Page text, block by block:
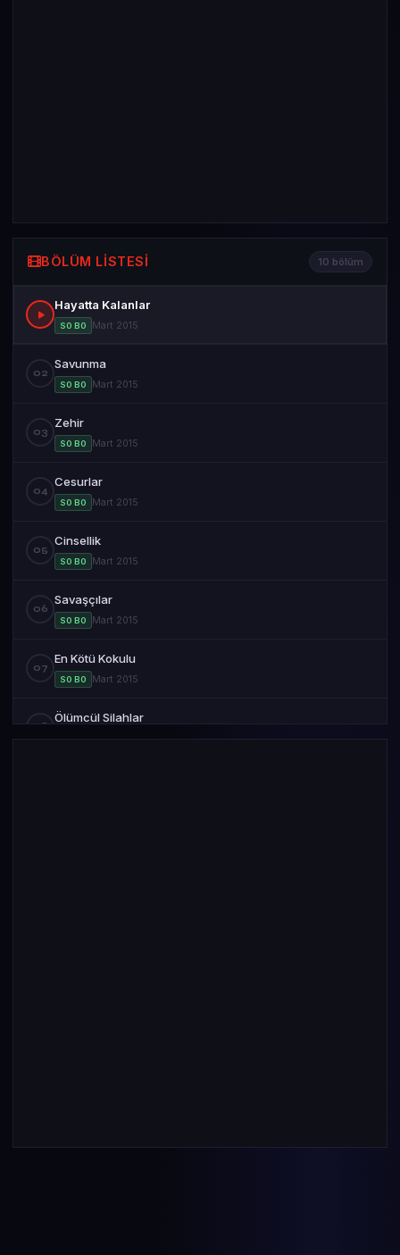
BÖLÜM LISTESI 10 bölüm
Hayatta Kalanlar
S0 B0 Mart 2015
02
Savunma
S0 B0 Mart 2015
03
Zehir
S0 B0 Mart 2015
04
Cesurlar
S0 B0 Mart 2015
05
Cinsellik
S0 B0 Mart 2015
06
Savaşçılar
S0 B0 Mart 2015
07
En Kötü Kokulu
S0 B0 Mart 2015
08
Ölümcül Silahlar
S0 B0 Mart 2015